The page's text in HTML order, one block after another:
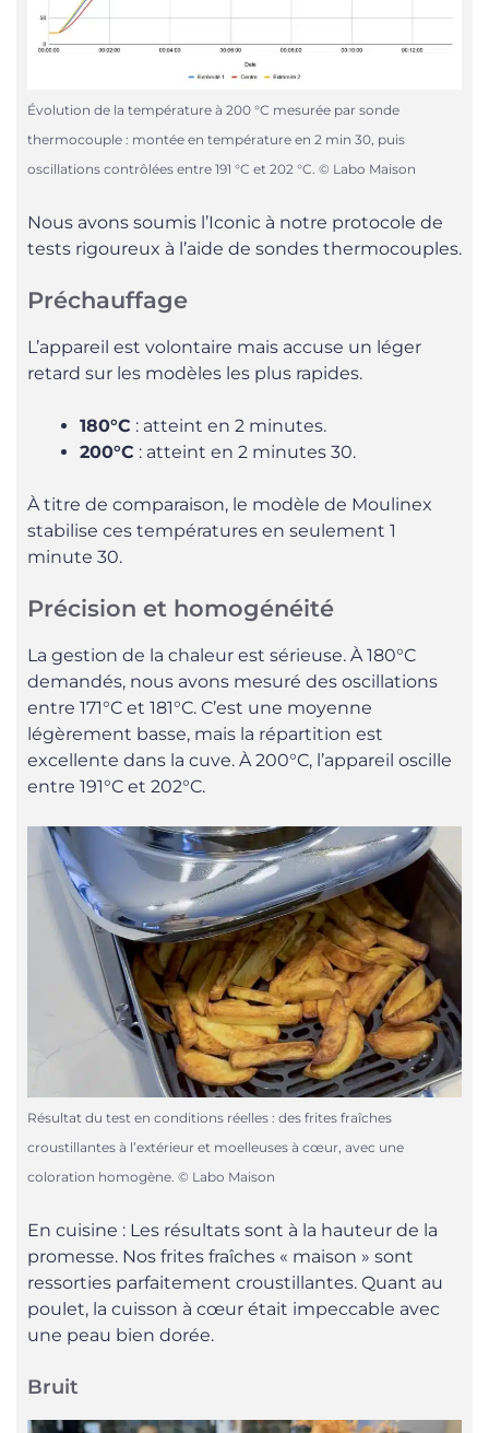
Évolution de la température à 200 °C mesurée par sonde
thermocouple : montée en température en 2 min 30, puis
oscillations contrôlées entre 191 °C et 202 °C. © Labo Maison
Nous avons soumis l’Iconic à notre protocole de
tests rigoureux à l’aide de sondes thermocouples.
Préchauffage
L’appareil est volontaire mais accuse un léger
retard sur les modèles les plus rapides.
180°C : atteint en 2 minutes.
200°C : atteint en 2 minutes 30.
À titre de comparaison, le modèle de Moulinex
stabilise ces températures en seulement 1
minute 30.
Précision et homogénéité
La gestion de la chaleur est sérieuse. À 180°C
demandés, nous avons mesuré des oscillations
entre 171°C et 181°C. C’est une moyenne
légèrement basse, mais la répartition est
excellente dans la cuve. À 200°C, l’appareil oscille
entre 191°C et 202°C.
Résultat du test en conditions réelles : des frites fraîches
croustillantes à l’extérieur et moelleuses à cœur, avec une
coloration homogène. © Labo Maison
En cuisine : Les résultats sont à la hauteur de la
promesse. Nos frites fraîches « maison » sont
ressorties parfaitement croustillantes. Quant au
poulet, la cuisson à cœur était impeccable avec
une peau bien dorée.
Bruit